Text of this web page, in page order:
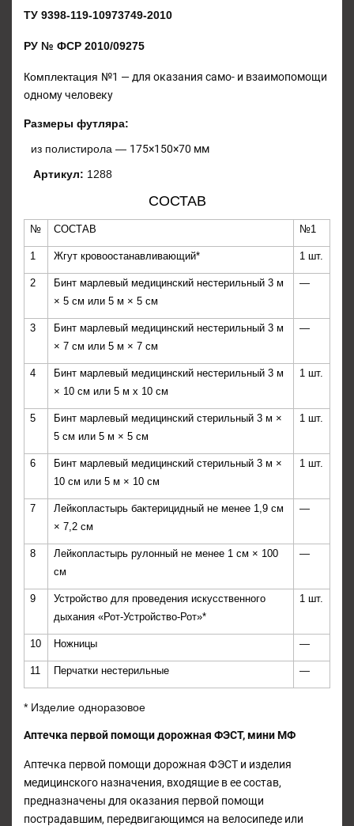
ТУ 9398-119-10973749-2010
РУ № ФСР 2010/09275
Комплектация №1 — для оказания само- и взаимопомощи
одному человеку
Размеры футляра:
из полистирола — 175×150×70 мм
Артикул: 1288
СОСТАВ
№ СОСТАВ №1
1 Жгут кровоостанавливающий* 1 шт.
2
Бинт марлевый медицинский нестерильный 3 м
× 5 см или 5 м × 5 см
—
3
Бинт марлевый медицинский нестерильный 3 м
× 7 см или 5 м × 7 см
—
4
Бинт марлевый медицинский нестерильный 3 м
× 10 см или 5 м х 10 см
1 шт.
5
Бинт марлевый медицинский стерильный 3 м ×
5 см или 5 м × 5 см
1 шт.
6
Бинт марлевый медицинский стерильный 3 м ×
10 см или 5 м × 10 см
1 шт.
7
Лейкопластырь бактерицидный не менее 1,9 см
× 7,2 см
—
8
Лейкопластырь рулонный не менее 1 см × 100
см
—
9
Устройство для проведения искусственного
дыхания «Рот-Устройство-Рот»*
1 шт.
10 Ножницы —
11 Перчатки нестерильные —
* Изделие одноразовое
Аптечка первой помощи дорожная ФЭСТ, мини МФ
Аптечка первой помощи дорожная ФЭСТ и изделия
медицинского назначения, входящие в ее состав,
предназначены для оказания первой помощи
пострадавшим, передвигающимся на велосипеде или